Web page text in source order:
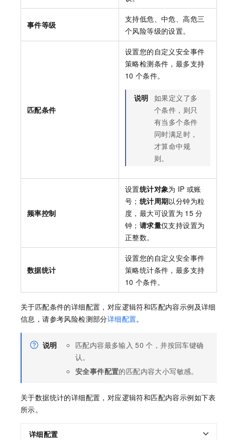
事件等级
支持低危、中危、高危三
个风险等级的设置。
匹配条件
设置您的自定义安全事件
策略检测条件，最多支持
10 个条件。
说明 如果定义了多
个条件，则只
有当多个条件
同时满足时，
才算命中规
则。
频率控制
设置统计对象为 IP 或账
号； 统计周期以分钟为粒
度，最大可设置为 15 分
钟； 请求量仅支持设置为
正整数。
数据统计
设置您的自定义安全事件
策略统计条件，最多支持
10 个条件。
关于匹配条件的详细配置，对应逻辑符和匹配内容示例及详细
信息，请参考风险检测部分详细配置。
说明 匹配内容最多输入 50 个，并按回车键确
认。
安全事件配置的匹配内容大小写敏感。
关于数据统计的详细配置，对应逻辑符和匹配内容示例如下表
所示。
详细配置